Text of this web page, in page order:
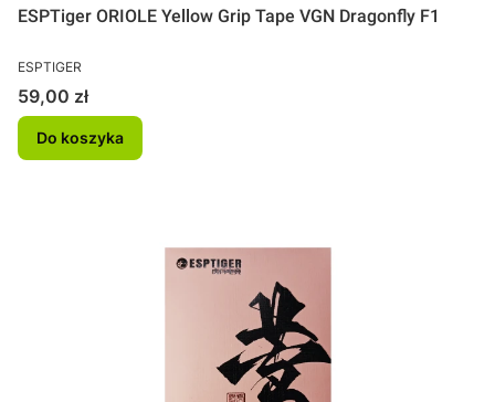
ESPTiger ORIOLE Yellow Grip Tape VGN Dragonfly F1
PRODUCENT
ESPTIGER
Cena
59,00 zł
Do koszyka